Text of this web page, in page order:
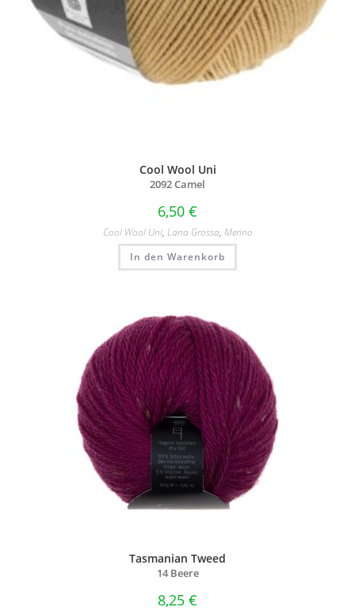
Cool Wool Uni
2092 Camel
6,50 €
Cool Wool Uni, Lana Grossa, Merino
In den Warenkorb
Tasmanian Tweed
14 Beere
8,25 €